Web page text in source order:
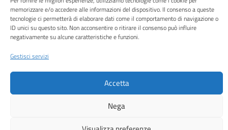
memorizzare e/o accedere alle informazioni del dispositivo. Il consenso a queste
tecnologie ci permetterà di elaborare dati come il comportamento di navigazione o
ID unici su questo sito. Non acconsentire o ritirare il consenso può influire
negativamente su alcune caratteristiche e funzioni.
Gestisci servizi
Accetta
Nega
Facebook
Piano di miglioramento del sito